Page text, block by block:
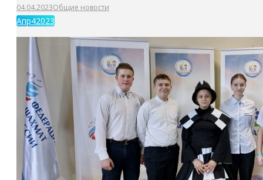
04.04.2023Общие новости
Апр42023